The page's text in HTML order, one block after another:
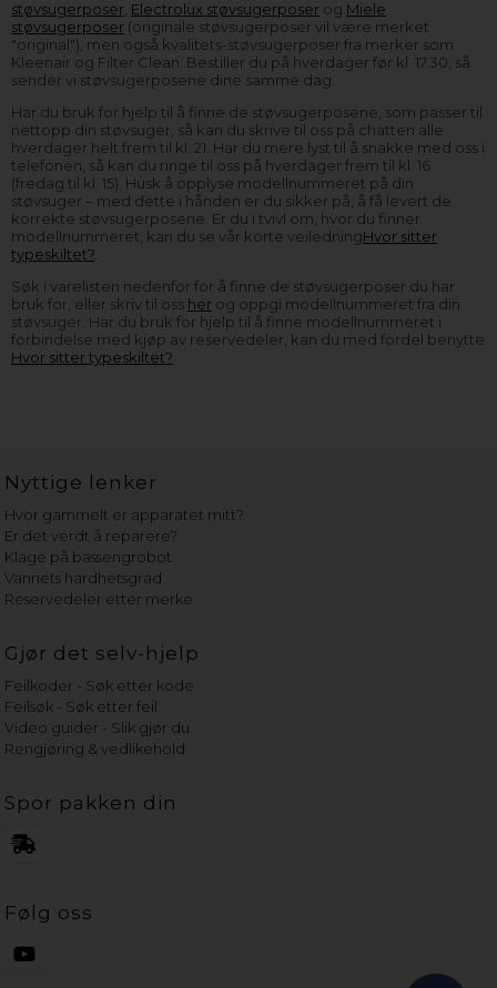
støvsugerposer Electrolux støvsugerposer og Miele
støvsugerposer (originale støvsugerposer vil være merket
"original"), men også kvalitets-støvsugerposer fra merker som
Kleenair og Filter Clean. Bestiller du på hverdager før kl. 17.30, så
sender vi støvsugerposene dine samme dag.
Har du bruk for hjelp til å finne de støvsugerposene, som passer til
nettopp din støvsuger, så kan du skrive til oss på chatten alle
hverdager helt frem til kl. 21. Har du mere lyst til å snakke med oss i
telefonen, så kan du ringe til oss på hverdager frem til kl. 16
(fredag til kl. 15). Husk å opplyse modellnummeret på din
støvsuger – med dette i hånden er du sikker på, å få levert de
korrekte støvsugerposene. Er du i tvivl om, hvor du finner
modellnummeret, kan du se vår korte veiledningHvor sitter
typeskiltet?
Søk i varelisten nedenfor for å finne de støvsugerposer du har
bruk for, eller skriv til oss her og oppgi modellnummeret fra din
støvsuger. Har du bruk for hjelp til å finne modellnummeret i
forbindelse med kjøp av reservedeler, kan du med fordel benytte
Hvor sitter typeskiltet?
Nyttige lenker
Hvor gammelt er apparatet mitt?
Er det verdt å reparere?
Klage på bassengrobot
Vannets hardhetsgrad
Reservedeler etter merke
Gjør det selv-hjelp
Feilkoder - Søk etter kode
Feilsøk - Søk etter feil
Video guider - Slik gjør du
Rengjøring & vedlikehold
Spor pakken din
Følg oss